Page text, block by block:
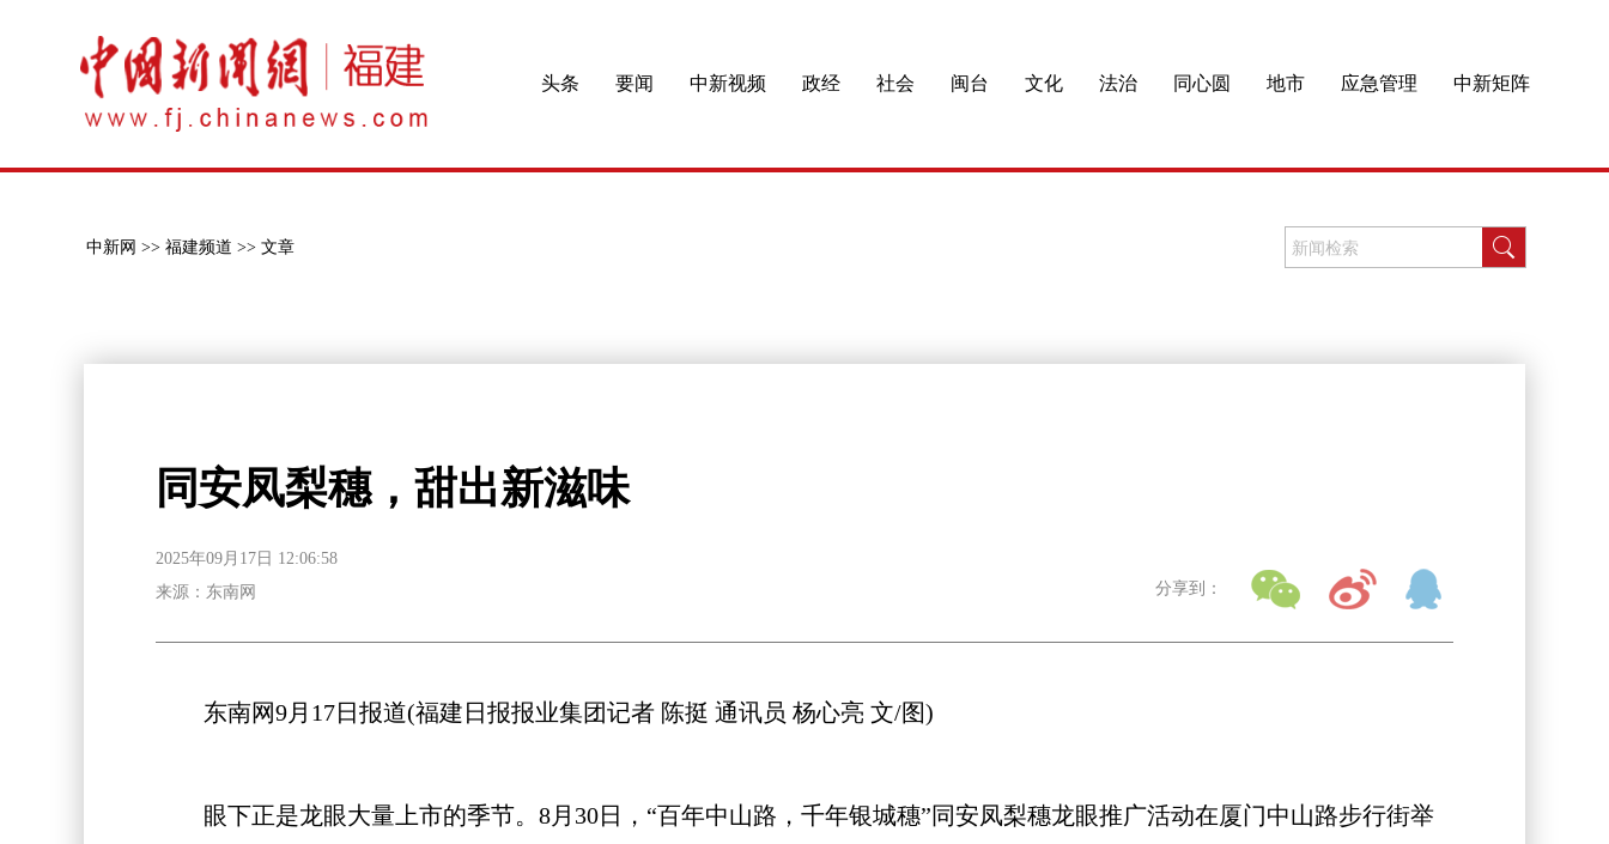
头条 要闻 中新视频 政经 社会 闽台 文化 法治 同心圆 地市 应急管理 中新矩阵
中新网 >> 福建频道 >> 文章
同安凤梨穗，甜出新滋味
2025年09月17日 12:06:58
来源：东南网
分享到：
东南网9月17日报道(福建日报报业集团记者 陈挺 通讯员 杨心亮 文/图)
眼下正是龙眼大量上市的季节。8月30日，“百年中山路，千年银城穗”同安凤梨穗龙眼推广活动在厦门中山路步行街举